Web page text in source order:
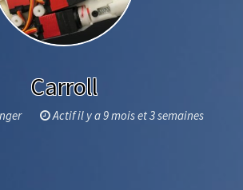
Carroll
Actif il y a 9 mois et 3 semaines